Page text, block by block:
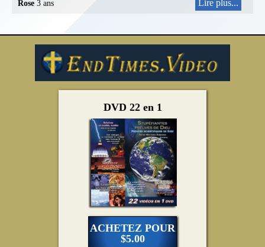
Rose 3 ans Lire plus...
DVD 22 en 1
ACHETEZ POUR
$5.00